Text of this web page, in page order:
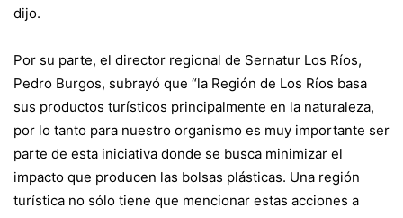
dijo.
Por su parte, el director regional de Sernatur Los Ríos,
Pedro Burgos, subrayó que “la Región de Los Ríos basa
sus productos turísticos principalmente en la naturaleza,
por lo tanto para nuestro organismo es muy importante ser
parte de esta iniciativa donde se busca minimizar el
impacto que producen las bolsas plásticas. Una región
turística no sólo tiene que mencionar estas acciones a